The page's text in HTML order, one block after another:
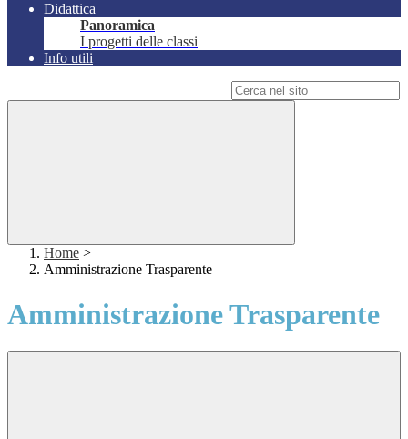
Didattica
Panoramica
I progetti delle classi
Info utili
Home >
Amministrazione Trasparente
Amministrazione Trasparente